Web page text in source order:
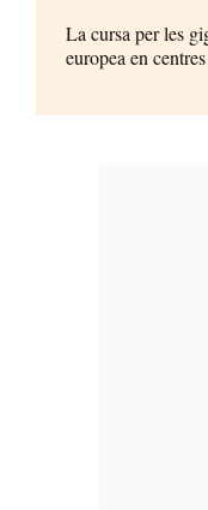
La cursa per les
europea en